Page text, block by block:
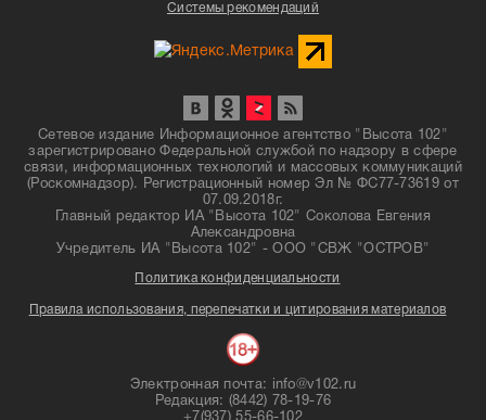
Системы рекомендаций
Сетевое издание Информационное агентство "Высота 102"
зарегистрировано Федеральной службой по надзору в сфере
связи, информационных технологий и массовых коммуникаций
(Роскомнадзор). Регистрационный номер Эл № ФС77-73619 от
07.09.2018г.
Главный редактор ИА "Высота 102" Соколова Евгения
Александровна
Учредитель ИА "Высота 102" - ООО "СВЖ "ОСТРОВ"
Политика конфиденциальности
Правила использования, перепечатки и цитирования материалов
Электронная почта: info@v102.ru
Редакция: (8442) 78-19-76
+7(937) 55-66-102